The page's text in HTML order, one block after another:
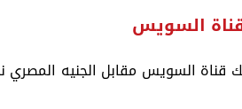
السويس